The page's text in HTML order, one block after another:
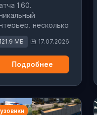
1.60.
несколько
шасси и
тюнинг.
121.9 МБ 17.07.2026
Подробнее